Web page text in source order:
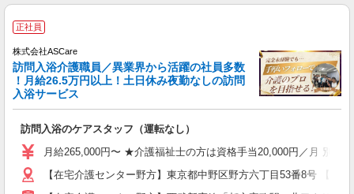
正社員
株式会社ASCare
訪問入浴介護職員／異業界から活躍の社員多数
！月給26.5万円以上！土日休み夜勤なしの訪問
入浴サービス
訪問入浴のケアスタッフ（運転なし）
月給265,000円〜 ★介護福祉士の方は資格手当20,000円／月 別途
【在宅介護センター野方】東京都中野区野方六丁目53番8号 【